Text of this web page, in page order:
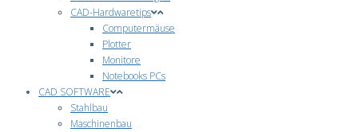
CAD-Hardwaretips
Computermäuse
Plotter
Monitore
Notebooks PCs
CAD SOFTWARE
Stahlbau
Maschinenbau